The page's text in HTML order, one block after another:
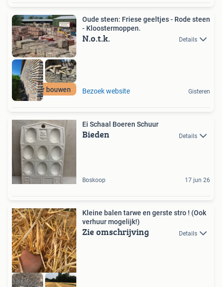
Circulair bouwen
Oude steen: Friese geeltjes - Rode steen
- Kloostermoppen.
N.o.t.k. Details
Bezoek website Gisteren
Ei Schaal Boeren Schuur
Bieden Details
Boskoop 17 jun 26
Kleine balen tarwe en gerste stro ! (Ook
verhuur mogelijk!)
Zie omschrijving Details